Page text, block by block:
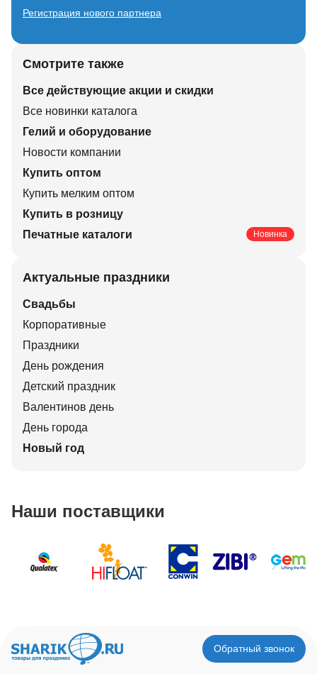
Регистрация нового партнера
Смотрите также
Все действующие акции и скидки
Все новинки каталога
Гелий и оборудование
Новости компании
Купить оптом
Купить мелким оптом
Купить в розницу
Печатные каталоги
Новинка
Актуальные праздники
Свадьбы
Корпоративные
Праздники
День рождения
Детский праздник
Валентинов день
День города
Новый год
Наши поставщики
Обратный звонок